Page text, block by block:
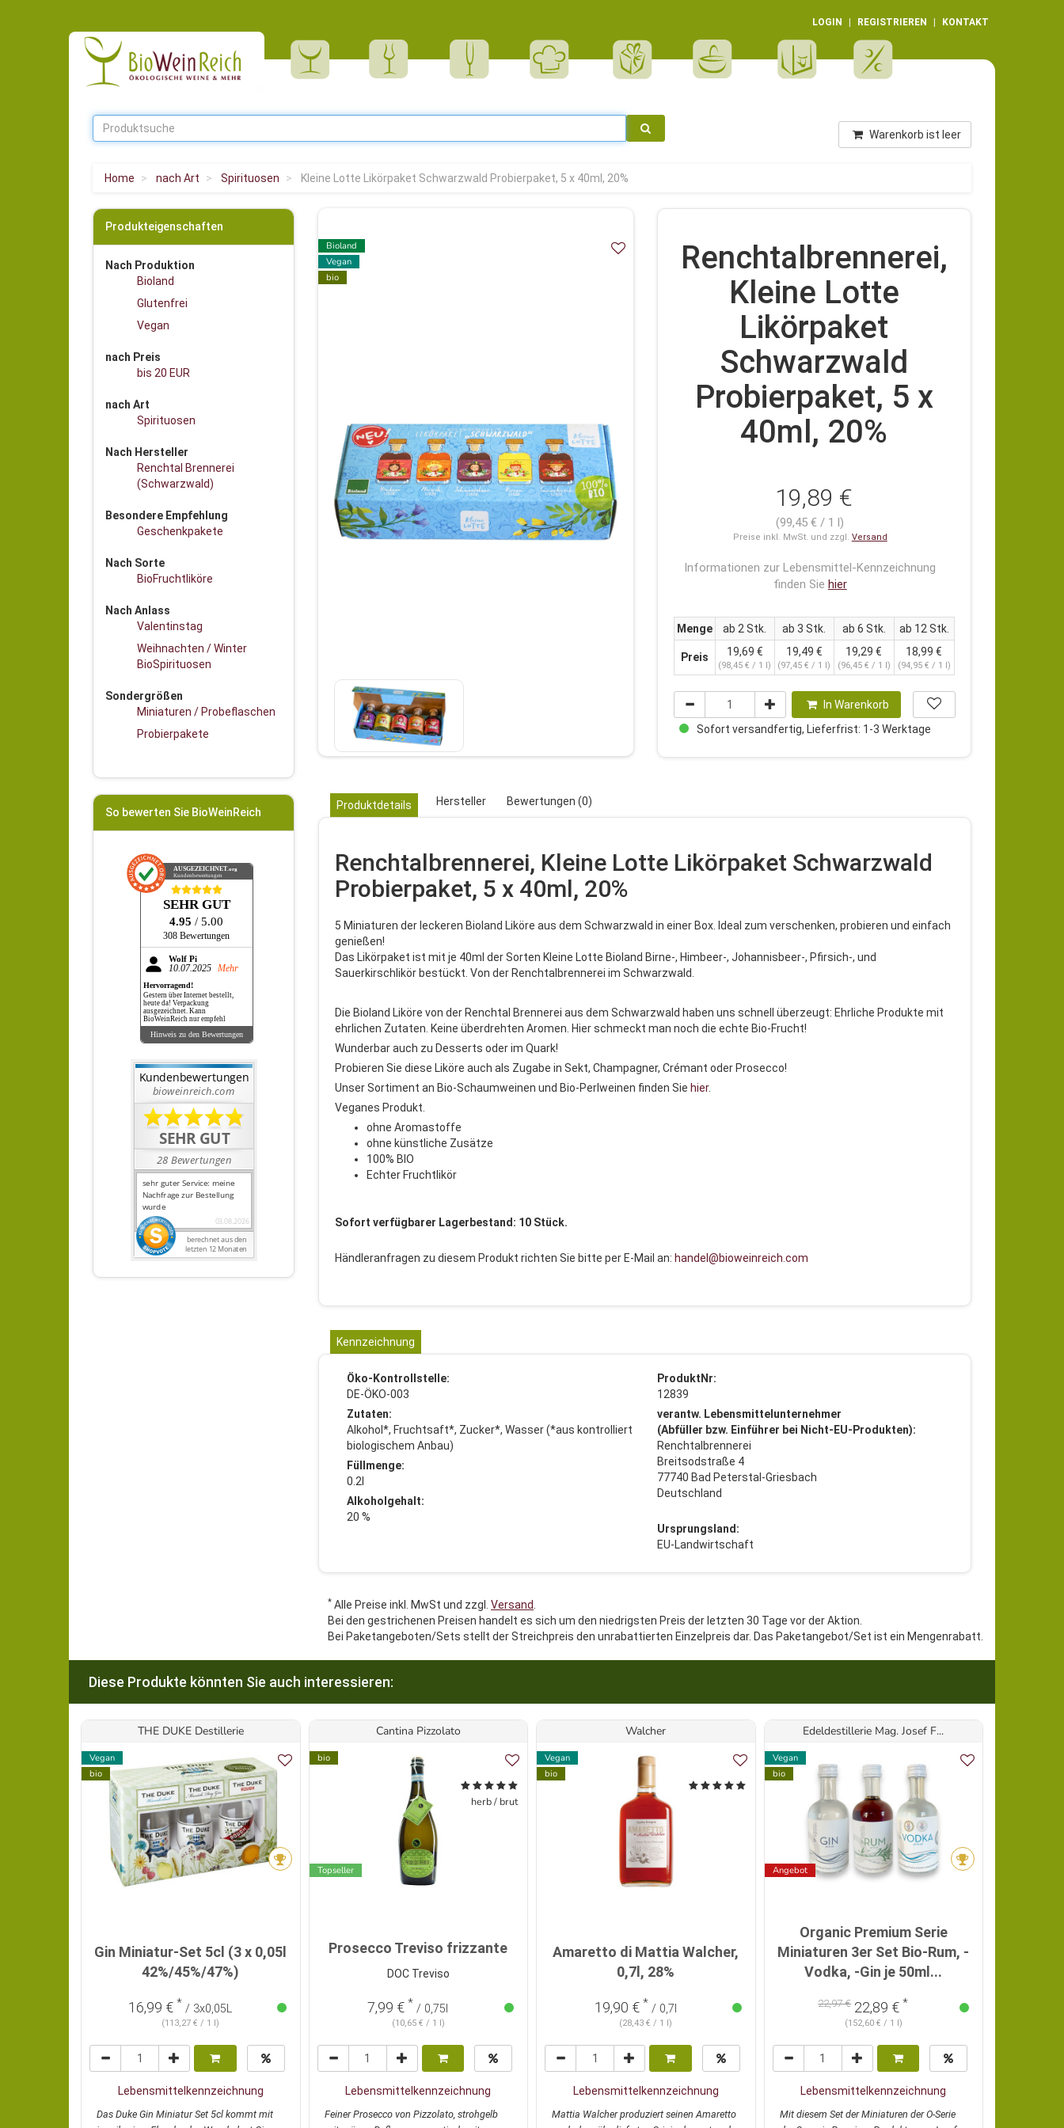
LOGIN REGISTRIEREN KONTAKT
Warenkorb ist leer
Home nach Art Spirituosen Kleine Lotte Likörpaket Schwarzwald Probierpaket, 5 x 40ml, 20%
Produkteigenschaften
Nach Produktion
Bioland
Glutenfrei
Vegan
nach Preis
bis 20 EUR
nach Art
Spirituosen
Nach Hersteller
Renchtal Brennerei
(Schwarzwald)
Besondere Empfehlung
Geschenkpakete
Nach Sorte
BioFruchtliköre
Nach Anlass
Valentinstag
Weihnachten / Winter
BioSpirituosen
Sondergrößen
Miniaturen / Probeflaschen
Probierpakete
So bewerten Sie BioWeinReich
AUSGEZEICHNET.org
Kundenbewertungen
SEHR GUT
4.95 / 5.00
308 Bewertungen
Wolf Pi
10.07.2025 Mehr
Hervorragend!
Gestern über Internet bestellt,
heute da! Verpackung
ausgezeichnet. Kann
BioWeinReich nur empfehl
Hinweis zu den Bewertungen
Bioland
Vegan
bio
Renchtalbrennerei,
Kleine Lotte
Likörpaket
Schwarzwald
Probierpaket, 5 x
40ml, 20%
19,89 €
(99,45 € / 1 l)
Preise inkl. MwSt. und zzgl. Versand
Informationen zur Lebensmittel-Kennzeichnung
finden Sie hier
Menge ab 2 Stk. ab 3 Stk. ab 6 Stk. ab 12 Stk.
Preis 19,69 €
(98,45 € / 1 l)
19,49 €
(97,45 € / 1 l)
19,29 €
(96,45 € / 1 l)
18,99 €
(94,95 € / 1 l)
In Warenkorb
Sofort versandfertig, Lieferfrist: 1-3 Werktage
Produktdetails Hersteller Bewertungen (0)
Renchtalbrennerei, Kleine Lotte Likörpaket Schwarzwald
Probierpaket, 5 x 40ml, 20%
5 Miniaturen der leckeren Bioland Liköre aus dem Schwarzwald in einer Box. Ideal zum verschenken, probieren und einfach
genießen!
Das Likörpaket ist mit je 40ml der Sorten Kleine Lotte Bioland Birne-, Himbeer-, Johannisbeer-, Pfirsich-, und
Sauerkirschlikör bestückt. Von der Renchtalbrennerei im Schwarzwald.
Die Bioland Liköre von der Renchtal Brennerei aus dem Schwarzwald haben uns schnell überzeugt: Ehrliche Produkte mit
ehrlichen Zutaten. Keine überdrehten Aromen. Hier schmeckt man noch die echte Bio-Frucht!
Wunderbar auch zu Desserts oder im Quark!
Probieren Sie diese Liköre auch als Zugabe in Sekt, Champagner, Crémant oder Prosecco!
Unser Sortiment an Bio-Schaumweinen und Bio-Perlweinen finden Sie hier.
Veganes Produkt.
ohne Aromastoffe
ohne künstliche Zusätze
100% BIO
Echter Fruchtlikör
Sofort verfügbarer Lagerbestand: 10 Stück.
Händleranfragen zu diesem Produkt richten Sie bitte per E-Mail an: handel@bioweinreich.com
Kennzeichnung
Öko-Kontrollstelle:
DE-ÖKO-003
Zutaten:
Alkohol*, Fruchtsaft*, Zucker*, Wasser (*aus kontrolliert
biologischem Anbau)
Füllmenge:
0.2l
Alkoholgehalt:
20 %
ProduktNr:
12839
verantw. Lebensmittelunternehmer
(Abfüller bzw. Einführer bei Nicht-EU-Produkten):
Renchtalbrennerei
Breitsodstraße 4
77740 Bad Peterstal-Griesbach
Deutschland
Ursprungsland:
EU-Landwirtschaft
* Alle Preise inkl. MwSt und zzgl. Versand
Bei den gestrichenen Preisen handelt es sich um den niedrigsten Preis der letzten 30 Tage vor der Aktion.
Bei Paketangeboten/Sets stellt der Streichpreis den unrabattierten Einzelpreis dar. Das Paketangebot/Set ist ein Mengenrabatt.
Diese Produkte könnten Sie auch interessieren:
THE DUKE Destillerie
Vegan
bio
Gin Miniatur-Set 5cl (3 x 0,05l
42%/45%/47%)
16,99 € * / 3x0,05L
(113,27 € / 1 l)
Lebensmittelkennzeichnung
Das Duke Gin Miniatur Set 5cl kommt mit
Cantina Pizzolato
bio
Topseller
herb / brut
Prosecco Treviso frizzante
DOC Treviso
7,99 € * / 0,75l
(10,65 € / 1 l)
Lebensmittelkennzeichnung
Feiner Prosecco von Pizzolato, strohgelb
Walcher
Vegan
bio
Amaretto di Mattia Walcher,
0,7l, 28%
19,90 € * / 0,7l
(28,43 € / 1 l)
Lebensmittelkennzeichnung
Mattia Walcher produziert seinen Amaretto
Edeldestillerie Mag. Josef F...
Vegan
bio
Angebot
Organic Premium Serie
Miniaturen 3er Set Bio-Rum, -
Vodka, -Gin je 50ml...
22,97 €22,89 € *
(152,60 € / 1 l)
Lebensmittelkennzeichnung
Mit diesem Set der Miniaturen der O-Serie